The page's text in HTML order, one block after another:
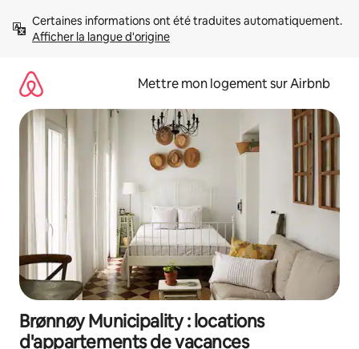
directement
Afficher la langue d'origine
Mettre mon logement sur Airbnb
Brønnøy Municipality : locations
d'appartements de vacances